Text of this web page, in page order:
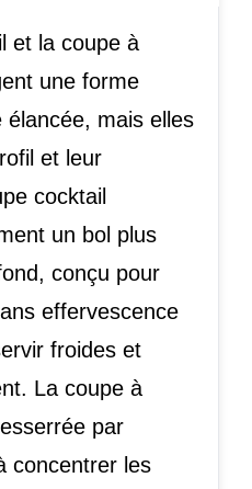
et la coupe à
une forme
mais elles
et leur
cocktail
un bol plus
conçu pour
effervescence
froides et
La coupe à
par
concentrer les